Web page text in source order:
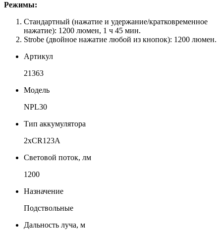
Режимы:
Стандартный (нажатие и удержание/кратковременное
нажатие): 1200 люмен, 1 ч 45 мин.
Strobe (двойное нажатие любой из кнопок): 1200 люмен.
Артикул
21363
Модель
NPL30
Тип аккумулятора
2xCR123A
Световой поток, лм
1200
Назначение
Подствольные
Дальность луча, м